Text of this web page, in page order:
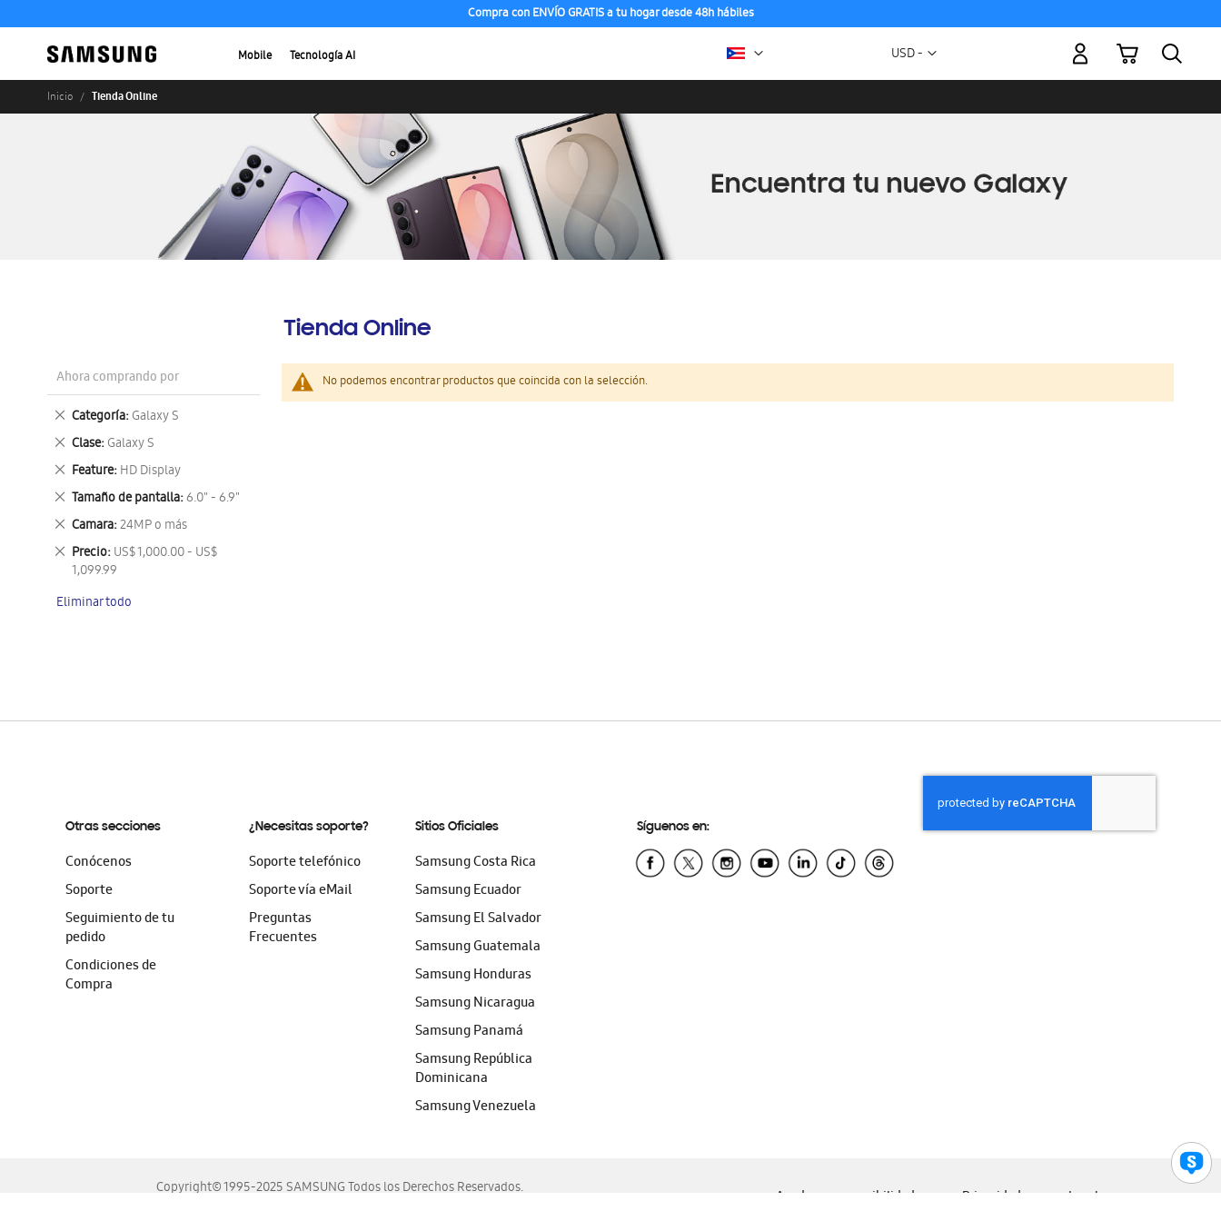
Compra con ENVÍO GRATIS a tu hogar desde 48h hábiles
Mobile Tecnología AI Moneda
USD -
Mi carrito
Inicio Tienda Online
Tienda Online
No podemos encontrar productos que coincida con la selección.
Ahora comprando por
Categoría Galaxy S
Eliminar
este
artículo
Clase Galaxy S
Eliminar
este
artículo
Feature HD Display
Eliminar
este
artículo
Tamaño de pantalla 6.0" - 6.9"
Eliminar
este
artículo
Camara 24MP o más
Eliminar
este
artículo
Precio US$ 1,000.00 - US$
1,099.99
Eliminar
este
Eliminar todo
Otras secciones
Conócenos
Soporte
Seguimiento de tu
pedido
Condiciones de
Compra
¿Necesitas soporte?
Soporte telefónico
Soporte vía eMail
Preguntas
Frecuentes
Sitios Oficiales
Samsung Costa Rica
Samsung Ecuador
Samsung El Salvador
Samsung Guatemala
Samsung Honduras
Samsung Nicaragua
Samsung Panamá
Samsung República
Dominicana
Samsung Venezuela
Síguenos en:
Copyright© 1995-2025 SAMSUNG Todos los Derechos Reservados.
Ayuda para accesibilidad Privacidad Legal